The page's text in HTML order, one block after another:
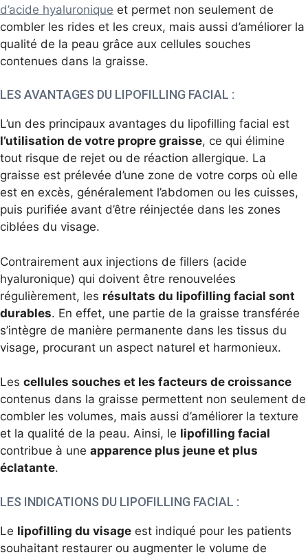
d’acide hyaluronique et permet non seulement de
combler les rides et les creux, mais aussi d’améliorer la
qualité de la peau grâce aux cellules souches
contenues dans la graisse.
LES AVANTAGES DU LIPOFILLING FACIAL :
L’un des principaux avantages du lipofilling facial est
l’utilisation de votre propre graisse, ce qui élimine
tout risque de rejet ou de réaction allergique. La
graisse est prélevée d’une zone de votre corps où elle
est en excès, généralement l’abdomen ou les cuisses,
puis purifiée avant d’être réinjectée dans les zones
ciblées du visage.
Contrairement aux injections de fillers (acide
hyaluronique) qui doivent être renouvelées
régulièrement, les résultats du lipofilling facial sont
durables. En effet, une partie de la graisse transférée
s’intègre de manière permanente dans les tissus du
visage, procurant un aspect naturel et harmonieux.
Les cellules souches et les facteurs de croissance
contenus dans la graisse permettent non seulement de
combler les volumes, mais aussi d’améliorer la texture
et la qualité de la peau. Ainsi, le lipofilling facial
contribue à une apparence plus jeune et plus
éclatante.
LES INDICATIONS DU LIPOFILLING FACIAL :
Le lipofilling du visage est indiqué pour les patients
souhaitant restaurer ou augmenter le volume de